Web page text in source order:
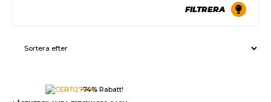
FILTRERA
-74% Rabatt!